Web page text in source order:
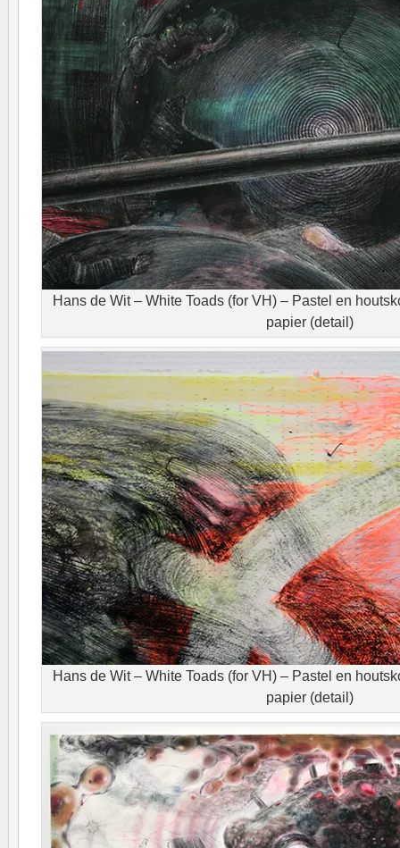
Hans de Wit – White Toads (for VH) – Pastel en
papier (detail)
Hans de Wit – White Toads (for VH) – Pastel en
papier (detail)